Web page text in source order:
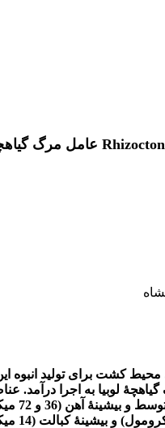
کشت برای تولید
لوبیا به اجرا درآمد.